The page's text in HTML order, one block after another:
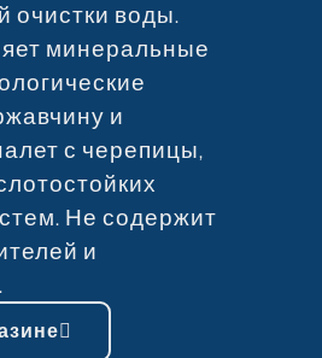
очистки воды.
минеральные
и
с черепицы,
Не содержит
и